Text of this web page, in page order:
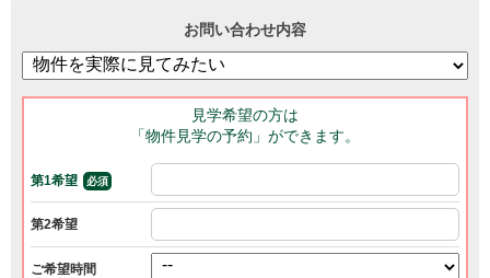
お問い合わせ内容
見学希望の方は
「物件見学の予約」ができます。
第1希望 必須
第2希望
ご希望時間